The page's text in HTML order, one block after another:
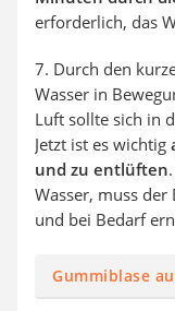
erforderlich, das
7. Durch den
Wasser in
Luft sollte sich in
Jetzt ist es wichtig
und zu entlüften
Wasser, muss
und bei Bedarf
Gummiblase